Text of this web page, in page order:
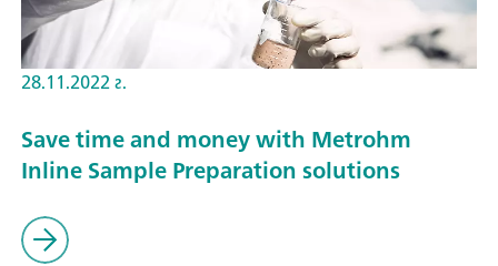
28.11.2022 г.
Save time and money with Metrohm
Inline Sample Preparation solutions